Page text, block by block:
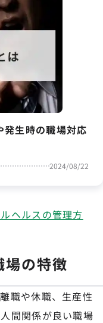
発生時の職場対応
2024/08/22
ヘルスの管理方
場の特徴
職や休職、生産性
間関係が良い職場